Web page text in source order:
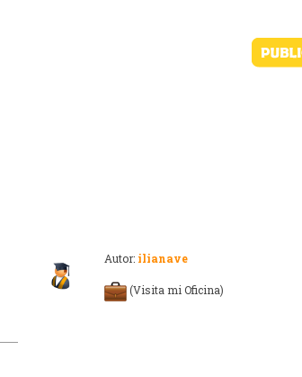
Autor: ilianave
(Visita mi Oficina)